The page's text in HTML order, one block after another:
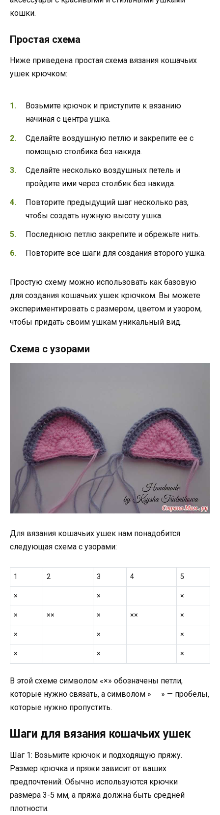
кошки.
Простая схема
Ниже приведена простая схема вязания кошачьих
ушек крючком:
Возьмите крючок и приступите к вязанию
начиная с центра ушка.
Сделайте воздушную петлю и закрепите ее с
помощью столбика без накида.
Сделайте несколько воздушных петель и
пройдите ими через столбик без накида.
Повторите предыдущий шаг несколько раз,
чтобы создать нужную высоту ушка.
Последнюю петлю закрепите и обрежьте нить.
Повторите все шаги для создания второго ушка.
Простую схему можно использовать как базовую
для создания кошачьих ушек крючком. Вы можете
экспериментировать с размером, цветом и узором,
чтобы придать своим ушкам уникальный вид.
Схема с узорами
Для вязания кошачьих ушек нам понадобится
следующая схема с узорами:
1 2 3 4 5
× × ×
× ×× × ×× ×
× × ×
× × ×
В этой схеме символом «×» обозначены петли,
которые нужно связать, а символом » » — пробелы,
которые нужно пропустить.
Шаги для вязания кошачьих ушек
Шаг 1: Возьмите крючок и подходящую пряжу.
Размер крючка и пряжи зависит от ваших
предпочтений. Обычно используются крючки
размера 3-5 мм, а пряжа должна быть средней
плотности.